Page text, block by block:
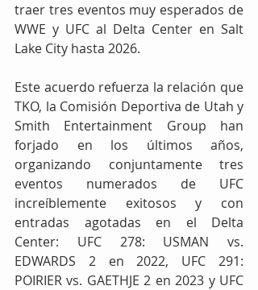
traer tres eventos muy esperados de
WWE y UFC al Delta Center en Salt
Lake City hasta 2026.
Este acuerdo refuerza la relación que
TKO, la Comisión Deportiva de Utah y
Smith Entertainment Group han
forjado en los últimos años,
organizando conjuntamente tres
eventos numerados de UFC
increíblemente exitosos y con
entradas agotadas en el Delta
Center: UFC 278: USMAN vs.
EDWARDS 2 en 2022, UFC 291:
POIRIER vs. GAETHJE 2 en 2023 y UFC